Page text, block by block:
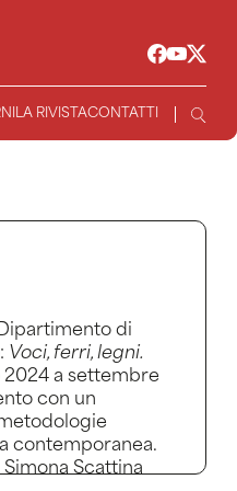
LA RIVISTACONTATTI
di
Voci, ferri, legni.
2024 a settembre
con un
contemporanea.
Scattina